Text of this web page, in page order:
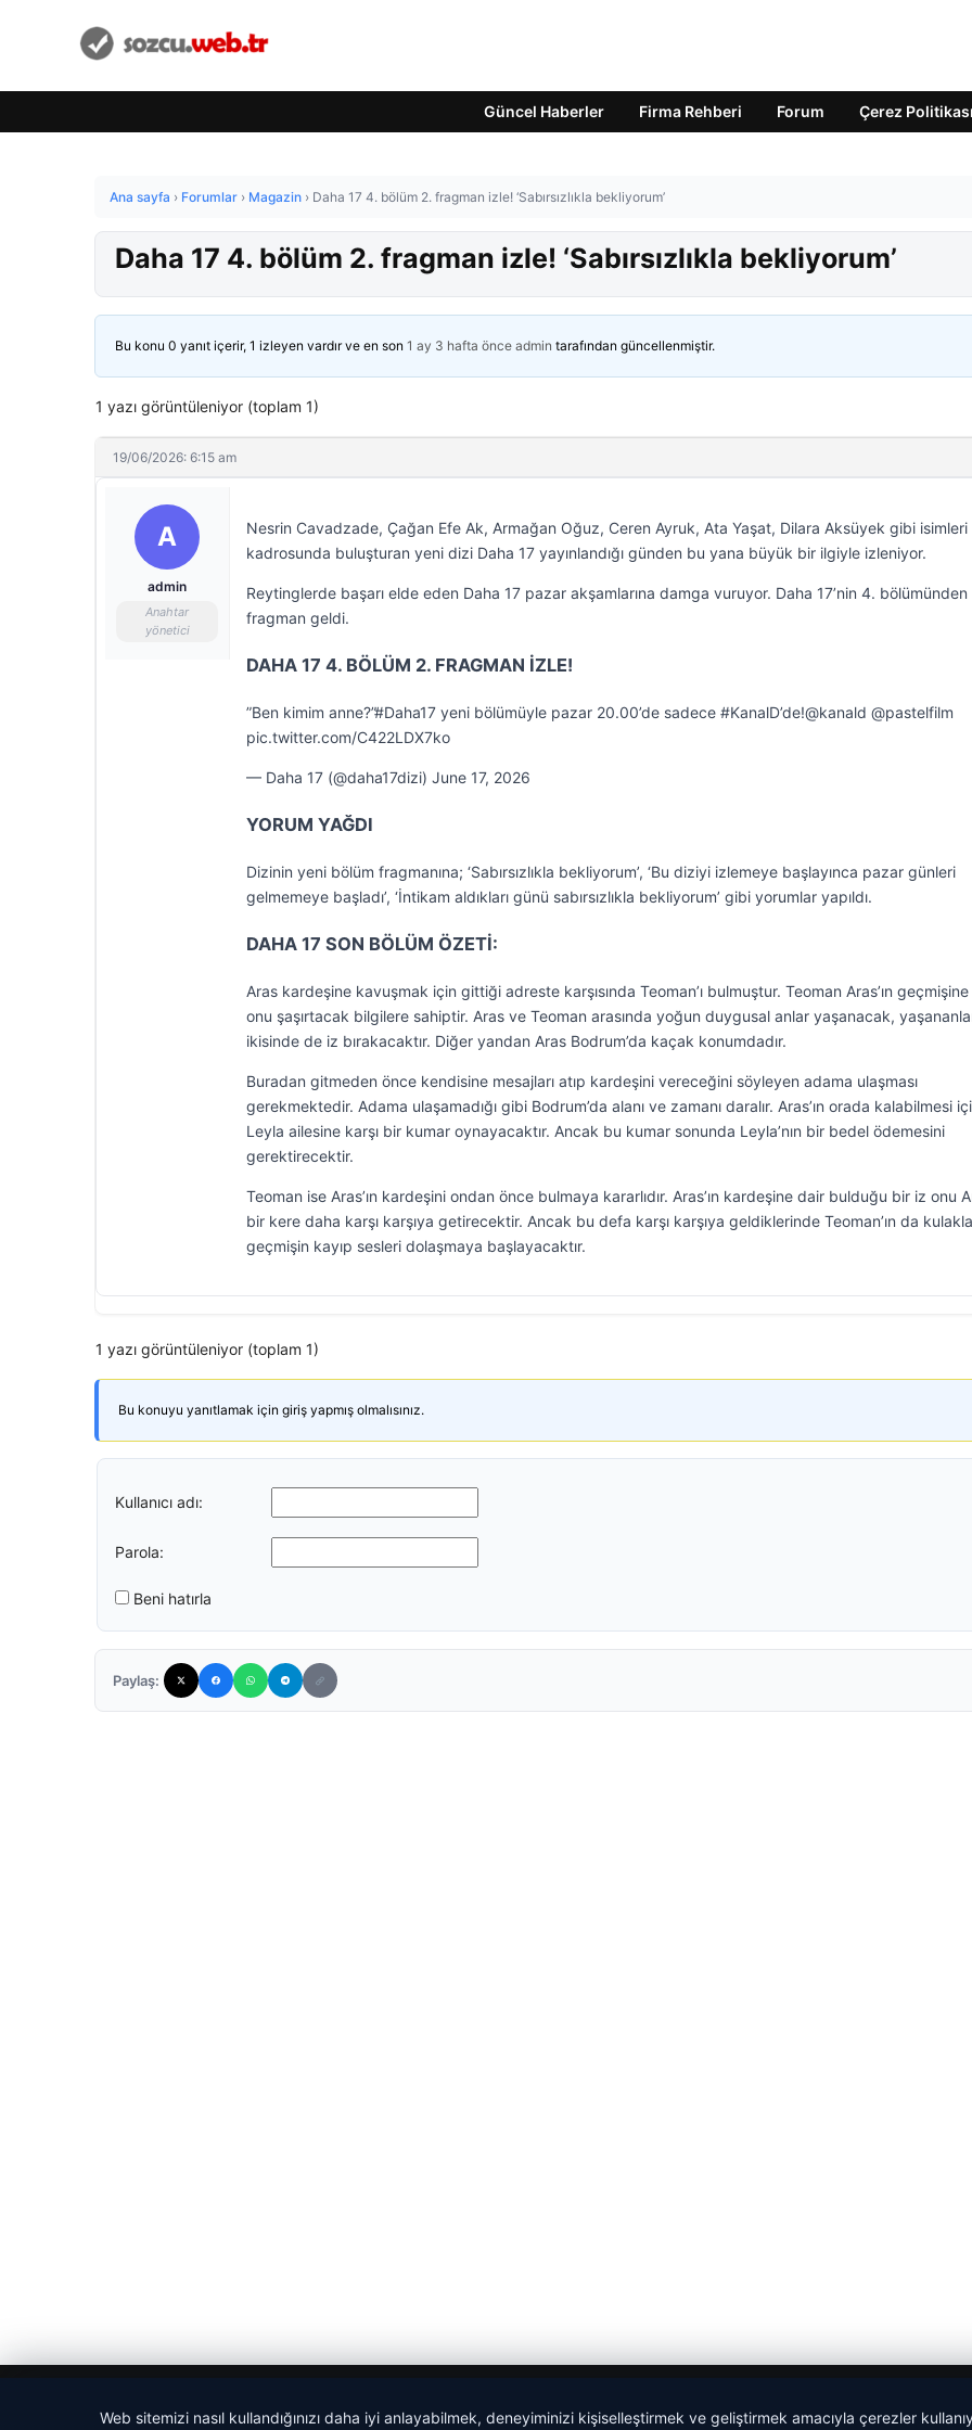
Güncel Haberler Firma Rehberi Forum Çerez Politikası
Ana sayfa › Forumlar › Magazin › Daha 17 4. bölüm 2. fragman izle! ‘Sabırsızlıkla bekliyorum’
Daha 17 4. bölüm 2. fragman izle! ‘Sabırsızlıkla bekliyorum’
Bu konu 0 yanıt içerir, 1 izleyen vardır ve en son 1 ay 3 hafta önce admin tarafından güncellenmiştir.
1 yazı görüntüleniyor (toplam 1)
19/06/2026: 6:15 am
A
admin
Anahtar
yönetici
Nesrin Cavadzade, Çağan Efe Ak, Armağan Oğuz, Ceren Ayruk, Ata Yaşat, Dilara Aksüyek gibi isimleri
kadrosunda buluşturan yeni dizi Daha 17 yayınlandığı günden bu yana büyük bir ilgiyle izleniyor.
Reytinglerde başarı elde eden Daha 17 pazar akşamlarına damga vuruyor. Daha 17’nin 4. bölümünden
fragman geldi.
DAHA 17 4. BÖLÜM 2. FRAGMAN İZLE!
”Ben kimim anne?”#Daha17 yeni bölümüyle pazar 20.00’de sadece #KanalD’de!@kanald @pastelfilm
pic.twitter.com/C422LDX7ko
— Daha 17 (@daha17dizi) June 17, 2026
YORUM YAĞDI
Dizinin yeni bölüm fragmanına; ‘Sabırsızlıkla bekliyorum’, ‘Bu diziyi izlemeye başlayınca pazar günleri
gelmemeye başladı’, ‘İntikam aldıkları günü sabırsızlıkla bekliyorum’ gibi yorumlar yapıldı.
DAHA 17 SON BÖLÜM ÖZETİ:
Aras kardeşine kavuşmak için gittiği adreste karşısında Teoman’ı bulmuştur. Teoman Aras’ın
onu şaşırtacak bilgilere sahiptir. Aras ve Teoman arasında yoğun duygusal anlar yaşanacak,
ikisinde de iz bırakacaktır. Diğer yandan Aras Bodrum’da kaçak konumdadır.
Buradan gitmeden önce kendisine mesajları atıp kardeşini vereceğini söyleyen adama ulaşması
gerekmektedir. Adama ulaşamadığı gibi Bodrum’da alanı ve zamanı daralır. Aras’ın orada kalabilmesi
Leyla ailesine karşı bir kumar oynayacaktır. Ancak bu kumar sonunda Leyla’nın bir bedel ödemesini
gerektirecektir.
Teoman ise Aras’ın kardeşini ondan önce bulmaya kararlıdır. Aras’ın kardeşine dair bulduğu bir iz onu
bir kere daha karşı karşıya getirecektir. Ancak bu defa karşı karşıya geldiklerinde Teoman’ın da
geçmişin kayıp sesleri dolaşmaya başlayacaktır.
1 yazı görüntüleniyor (toplam 1)
Bu konuyu yanıtlamak için giriş yapmış olmalısınız.
Kullanıcı adı:
Parola:
Beni hatırla
Paylaş:
Web sitemizi nasıl kullandığınızı daha iyi anlayabilmek, deneyiminizi kişiselleştirmek ve geliştirmek amacıyla çerezler